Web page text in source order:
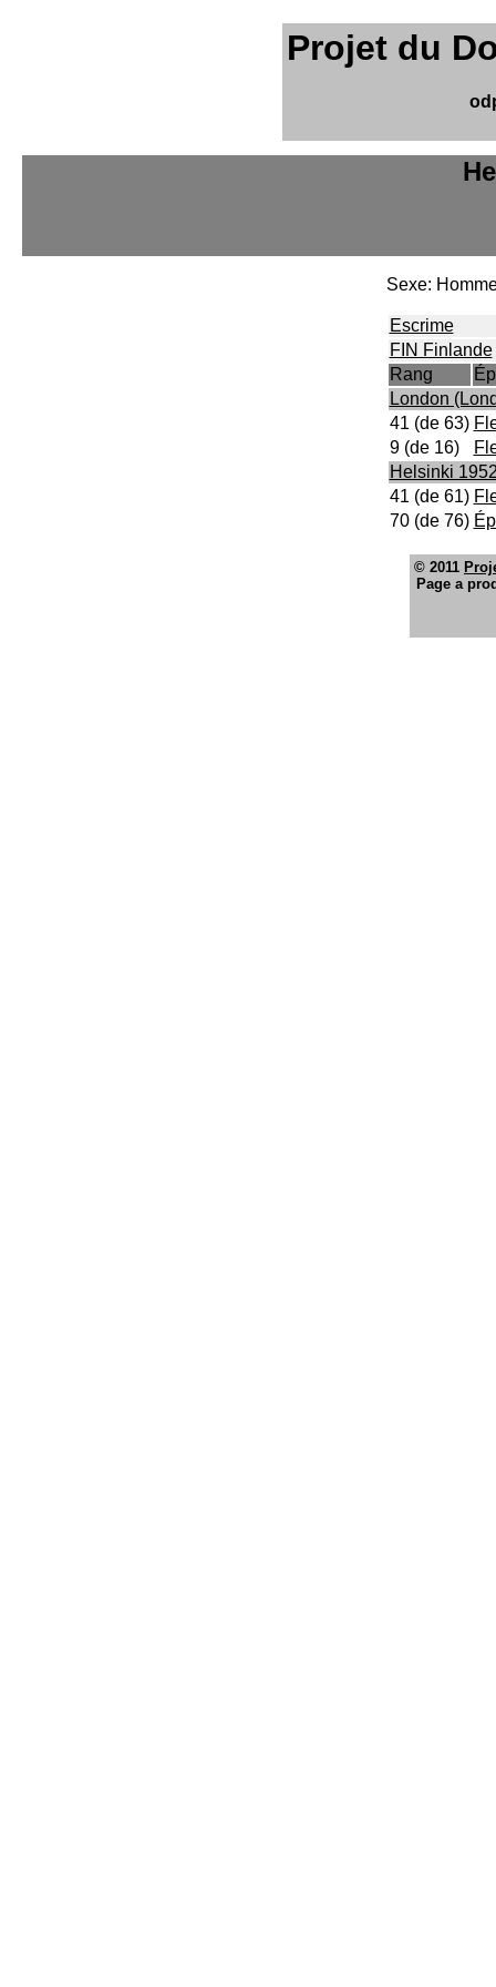
Projet du
Sexe:
Escrime
FIN Finlande
Rang
London
41 (de 63)
9 (de 16)
Helsinki
41 (de 61)
70 (de 76)
© 2011
Page a